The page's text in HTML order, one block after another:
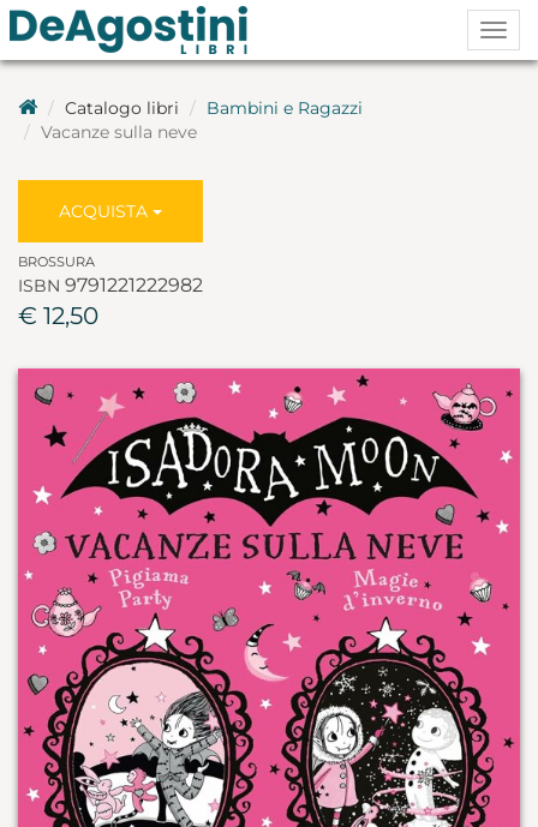
Catalogo libri
Bambini e Ragazzi
Vacanze sulla neve
ACQUISTA
BROSSURA
ISBN 9791221222982
€ 12,50